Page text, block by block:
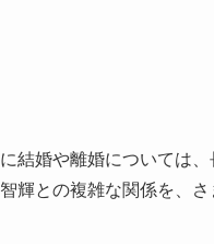
結婚や離婚については
輝との複雑な関係を、